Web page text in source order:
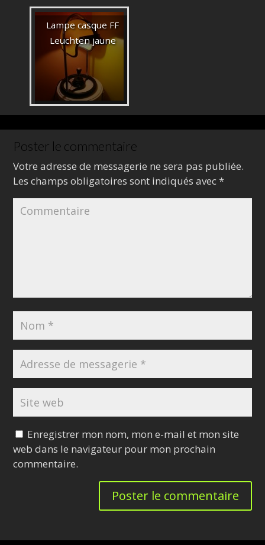
Lampe casque FF
Leuchten jaune
Poster le commentaire
Votre adresse de messagerie ne sera pas publiée.
Les champs obligatoires sont indiqués avec*
Enregistrer mon nom, mon e-mail et mon site
web dans le navigateur pour mon prochain
commentaire.